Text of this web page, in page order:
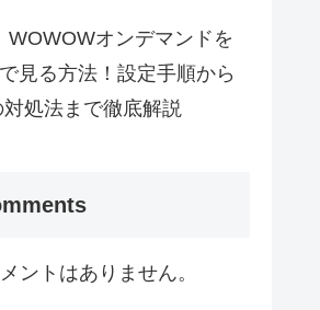
WOWOWオンデマンドを
見る方法！設定手順から
処法まで徹底解説
ントはありません。